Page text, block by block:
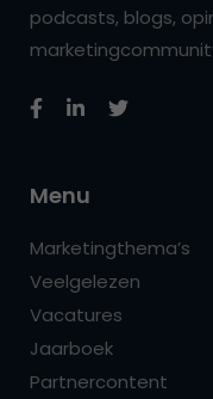
podcasts, blogs,
Menu
Marketingthema’s
Veelgelezen
Vacatures
Jaarboek
Partnercontent